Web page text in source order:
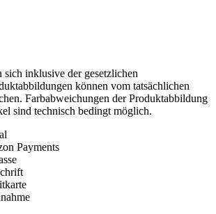
sich inklusive der gesetzlichen
können vom tatsächlichen
Farbabweichungen der Produktabbildung
sind technisch bedingt möglich.